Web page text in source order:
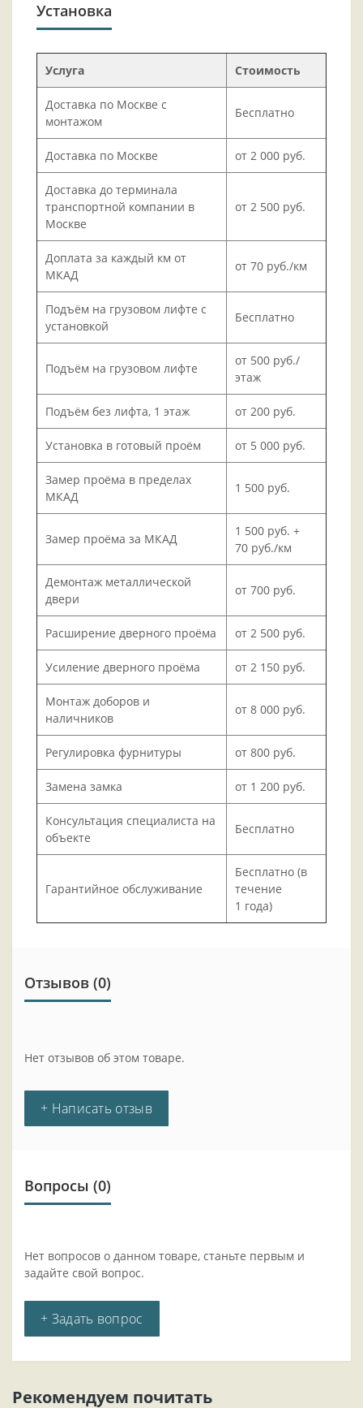
Установка
Услуга Стоимость
Доставка по Москве с
монтажом
Бесплатно
Доставка по Москве от 2 000 руб.
Доставка до терминала
транспортной компании в
Москве
от 2 500 руб.
Доплата за каждый км от
МКАД
от 70 руб./км
Подъём на грузовом лифте с
установкой
Бесплатно
Подъём на грузовом лифте
от 500 руб./
этаж
Подъём без лифта, 1 этаж от 200 руб.
Установка в готовый проём от 5 000 руб.
Замер проёма в пределах
МКАД
1 500 руб.
Замер проёма за МКАД
1 500 руб. +
70 руб./км
Демонтаж металлической
двери
от 700 руб.
Расширение дверного проёма от 2 500 руб.
Усиление дверного проёма от 2 150 руб.
Монтаж доборов и
наличников
от 8 000 руб.
Регулировка фурнитуры от 800 руб.
Замена замка от 1 200 руб.
Консультация специалиста на
объекте
Бесплатно
Гарантийное обслуживание
Бесплатно (в
течение
1 года)
Отзывов (0)
Нет отзывов об этом товаре.
+ Написать отзыв
Вопросы (0)
Нет вопросов о данном товаре, станьте первым и
задайте свой вопрос.
+ Задать вопрос
Рекомендуем почитать